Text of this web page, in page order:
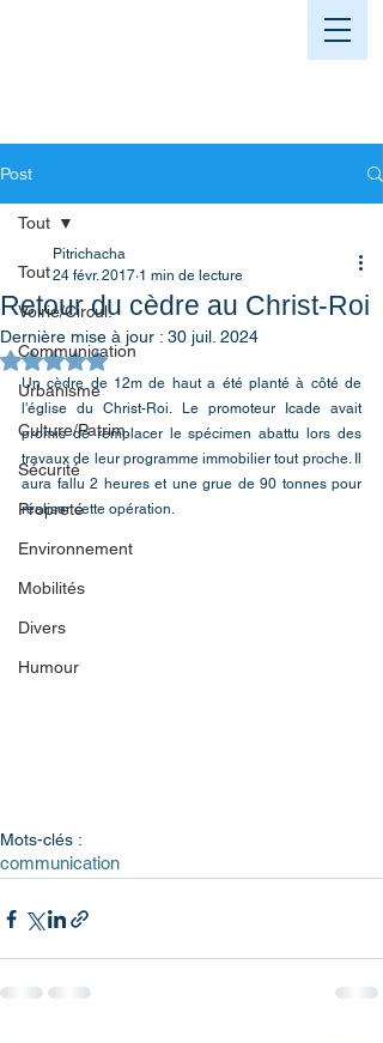
Post
Tout
Voirie/Circul.
Communication
Urbanisme
Culture/Patrim.
Sécurité
Propreté
Environnement
Mobilités
Divers
Humour
Tout
Retour du cèdre au Christ-Roi
Pitrichacha
24 févr. 2017 1 min de lecture
Dernière mise à jour : 30 juil. 2024
Noté NaN étoiles sur 5.
Un cèdre de 12m de haut a été planté à côté de
l'église du Christ-Roi. Le promoteur Icade avait
promis de remplacer le spécimen abattu lors des
travaux de leur programme immobilier tout proche. Il
aura fallu 2 heures et une grue de 90 tonnes pour
réaliser cette opération.
Mots-clés :
communication